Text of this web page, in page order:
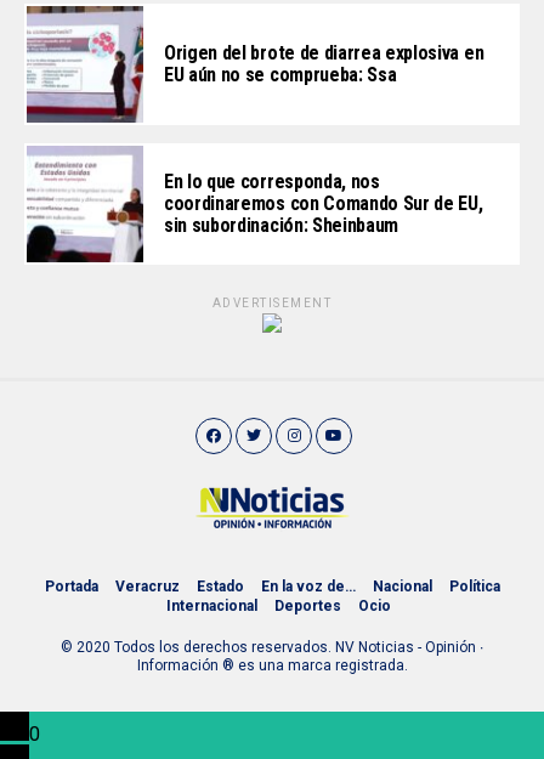
Origen del brote de diarrea explosiva en
EU aún no se comprueba: Ssa
En lo que corresponda, nos
coordinaremos con Comando Sur de EU,
sin subordinación: Sheinbaum
ADVERTISEMENT
Portada Veracruz Estado En la voz de… Nacional
Política
Internacional
Deportes Ocio
© 2020 Todos los derechos reservados. NV Noticias - Opinión ∙
Información ® es una marca registrada.
0